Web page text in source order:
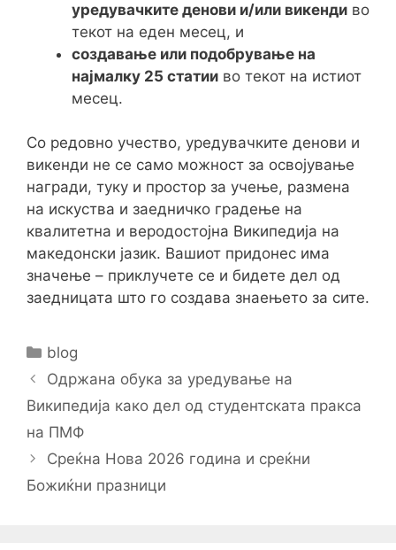
уредувачките денови и/или викенди во
текот на еден месец, и
создавање или подобрување на
најмалку 25 статии во текот на истиот
месец.
Со редовно учество, уредувачките денови и
викенди не се само можност за освојување
награди, туку и простор за учење, размена
на искуства и заедничко градење на
квалитетна и веродостојна Википедија на
македонски јазик. Вашиот придонес има
значење – приклучете се и бидете дел од
заедницата што го создава знаењето за сите.
Categories
blog
Post
navigation
Одржана обука за уредување на
Википедија како дел од студентската пракса
на ПМФ
Среќна Нова 2026 година и среќни
Божиќни празници